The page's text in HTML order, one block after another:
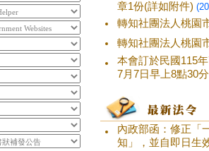
章1份(詳如附件)
轉知社團法人桃園
轉知社團法人桃園
本會訂於民國115
7月7日早上8點30
內政部函：修正「
知」，並自即日生